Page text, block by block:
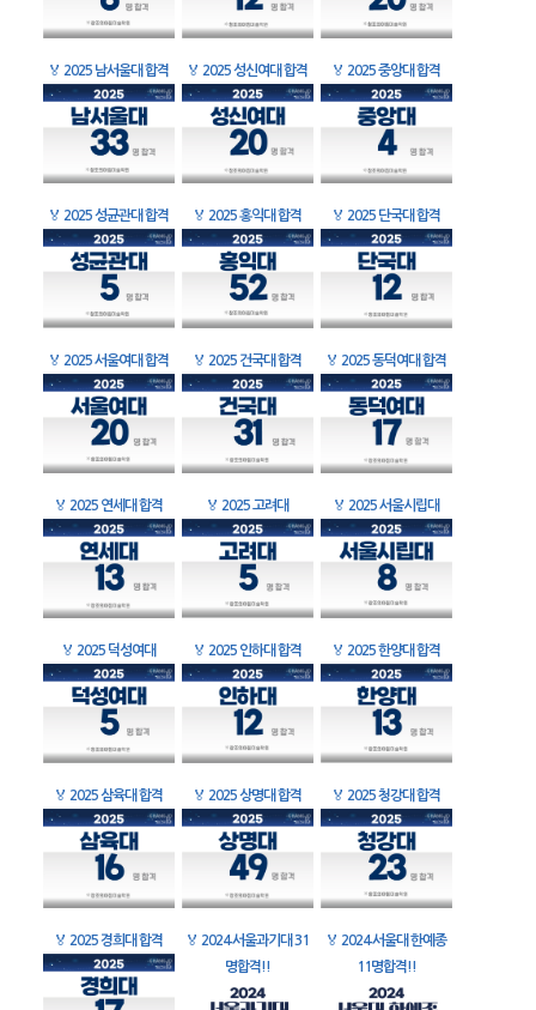
🏅 2025 남서울대 합격 🏅 2025 성신여대 합격 🏅 2025 중앙대 합격
🏅 2025 성균관대 합격 🏅 2025 홍익대 합격 🏅 2025 단국대 합격
🏅 2025 서울여대 합격 🏅 2025 건국대 합격 🏅 2025 동덕여대 합격
🏅 2025 연세대 합격 🏅 2025 고려대 🏅 2025 서울시립대
🏅 2025 덕성여대 🏅 2025 인하대 합격 🏅 2025 한양대 합격
🏅 2025 삼육대 합격 🏅 2025 상명대 합격 🏅 2025 청강대 합격
🏅 2025 경희대 합격 🏅 2024 서울과기대 31
명합격!!
🏅 2024 서울대 한예종
11명합격!!